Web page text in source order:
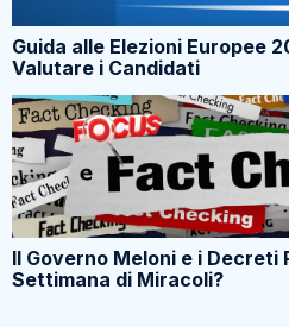
Guida alle Elezioni Europee
Valutare i Candidati
Il Governo Meloni e i Decreti
Settimana di Miracoli?